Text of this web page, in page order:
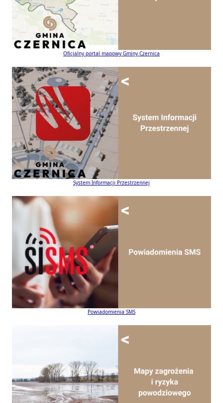
Oficjalny portal mapowy Gminy Czernica
System Informacji Przestrzennej
Powiadomienia SMS